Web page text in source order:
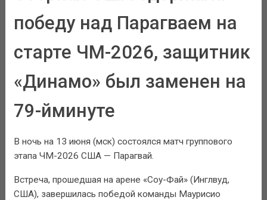
победу над Парагваем на
старте ЧМ-2026, защитник
«Динамо» был заменен на
79-йминуте
В ночь на 13 июня (мск) состоялся матч группового
этапа ЧМ-2026 США — Парагвай.
Встреча, прошедшая на арене «Соу-Фай» (Инглвуд,
США), завершилась победой команды Маурисио